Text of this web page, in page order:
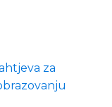
za